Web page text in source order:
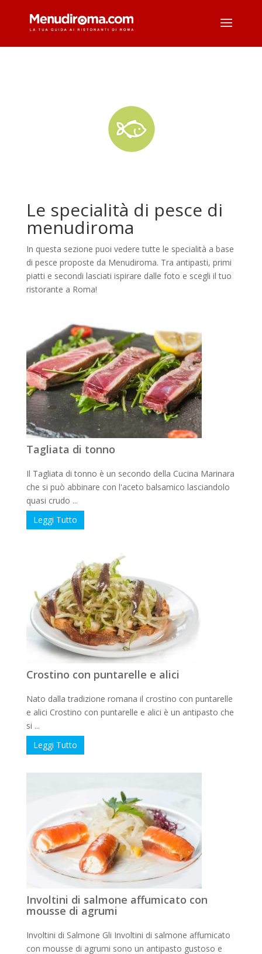
Le specialità di pesce di
menudiroma
In questa sezione puoi vedere tutte le specialità a base
di pesce proposte da Menudiroma. Tra antipasti, primi
piatti e secondi lasciati ispirare dalle foto e scegli il tuo
ristorante a Roma!
Tagliata di tonno
Il Tagliata di tonno è un secondo della Cucina Marinara
che si può abbinare con l'aceto balsamico lasciandolo
quasi crudo ...
Leggi Tutto
Crostino con puntarelle e alici
Nato dalla tradizione romana il crostino con puntarelle
e alici Crostino con puntarelle e alici è un antipasto che
si ...
Leggi Tutto
Involtini di salmone affumicato con
mousse di agrumi
Involtini di Salmone Gli Involtini di salmone affumicato
con mousse di agrumi sono un antipasto gustoso e